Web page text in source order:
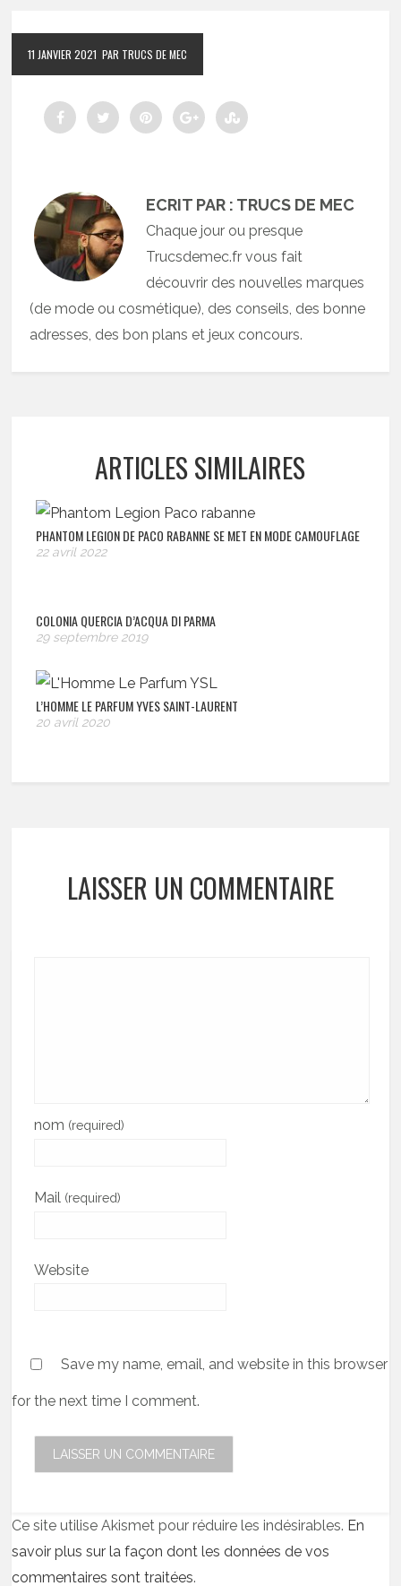
11 JANVIER 2021 PAR TRUCS DE MEC
ECRIT PAR : TRUCS DE MEC
Chaque jour ou presque
Trucsdemec.fr vous fait
découvrir des nouvelles marques
(de mode ou cosmétique), des conseils, des bonne
adresses, des bon plans et jeux concours.
ARTICLES SIMILAIRES
PHANTOM LEGION DE PACO RABANNE SE MET EN MODE CAMOUFLAGE
22 avril 2022
COLONIA QUERCIA D’ACQUA DI PARMA
29 septembre 2019
L’HOMME LE PARFUM YVES SAINT-LAURENT
20 avril 2020
LAISSER UN COMMENTAIRE
nom (required)
Mail (required)
Website
Save my name, email, and website in this browser
for the next time I comment.
Ce site utilise Akismet pour réduire les indésirables. En
savoir plus sur la façon dont les données de vos
commentaires sont traitées.